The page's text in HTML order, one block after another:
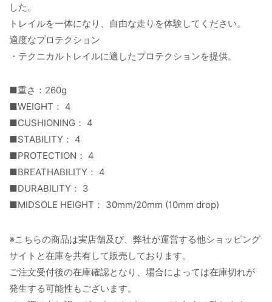
した。
トレイルを一体になり、自由な走りを体験してください。
適度なプロテクション
・テクニカルトレイルに適したプロテクションを提供。
■重さ：260g
■WEIGHT： 4
■CUSHIONING： 4
■STABILITY： 4
■PROTECTION： 4
■BREATHABILITY： 4
■DURABILITY： 3
■MIDSOLE HEIGHT： 30mm/20mm (10mm drop)
※こちらの商品は実店舗及び、弊社が運営する他ショッピング
サイトと在庫を共有して販売しております。
ご注文受付後の在庫確認となり、場合によっては在庫切れが
発生する可能性もございます。